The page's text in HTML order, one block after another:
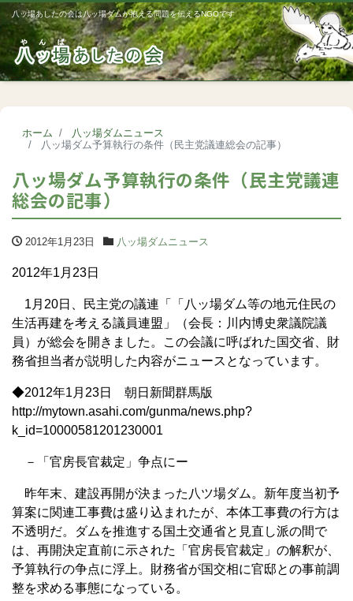
八ッ場あしたの会は八ッ場ダムが抱える問題を伝えるNGOです
ホーム
八ッ場ダムニュース
八ッ場ダム予算執行の条件（民主党議連総会の記事）
八ッ場ダム予算執行の条件（民主党議連
総会の記事）
2012年1月23日 八ッ場ダムニュース
2012年1月23日
1月20日、民主党の議連「「八ッ場ダム等の地元住民の
生活再建を考える議員連盟」（会長：川内博史衆議院議
員）が総会を開きました。この会議に呼ばれた国交省、財
務省担当者が説明した内容がニュースとなっています。
◆2012年1月23日 朝日新聞群馬版
http://mytown.asahi.com/gunma/news.php?
k_id=10000581201230001
－「官房長官裁定」争点にー
昨年末、建設再開が決まった八ツ場ダム。新年度当初予
算案に関連工事費は盛り込まれたが、本体工事費の行方は
不透明だ。ダムを推進する国土交通省と見直し派の間で
は、再開決定直前に示された「官房長官裁定」の解釈が、
予算執行の争点に浮上。財務省が国交相に官邸との事前調
整を求める事態になっている。